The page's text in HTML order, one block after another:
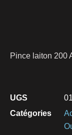
Pince laiton 200
UGS
Catégories